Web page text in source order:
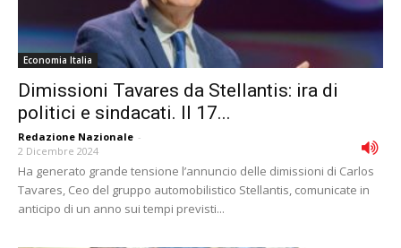
Economia Italia
Dimissioni Tavares da Stellantis: ira di
politici e sindacati. Il 17...
Redazione Nazionale -
2 Dicembre 2024
Ha generato grande tensione l’annuncio delle dimissioni di Carlos
Tavares, Ceo del gruppo automobilistico Stellantis, comunicate in
anticipo di un anno sui tempi previsti...